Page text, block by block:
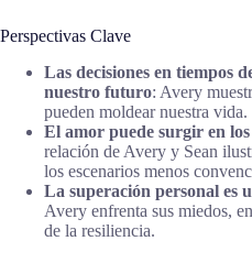
Perspectivas Clave
Las decisiones en tiempos
nuestro futuro: Avery
pueden moldear nuestra vida.
El amor puede surgir en
relación de Avery y Sean
los escenarios menos
La superación personal es
Avery enfrenta sus miedos,
de la resiliencia.